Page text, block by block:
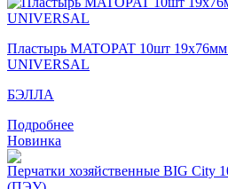
Пластырь MATOPAT 10шт 19х76мм
UNIVERSAL
БЭЛЛА
Подробнее
Новинка